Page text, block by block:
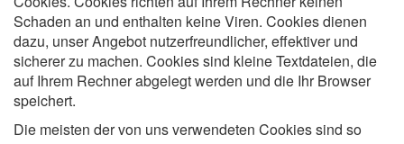
Schaden an und enthalten keine Viren. Cookies dienen
dazu, unser Angebot nutzerfreundlicher, effektiver und
sicherer zu machen. Cookies sind kleine Textdateien, die
auf Ihrem Rechner abgelegt werden und die Ihr Browser
speichert.
Die meisten der von uns verwendeten Cookies sind so